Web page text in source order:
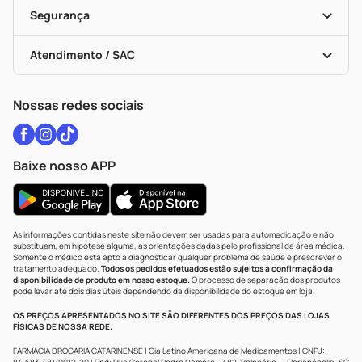
Black Friday
Formas De Pagamento
Troca E Devolução
Bulas De A A Z
Políticas De Marketplace
Serviços Farmacêuticos
Testes Rápidos
Autoteste Covid-19
Vacinas
Segurança
Portal Da Privacidade
Atendimento / SAC
Nossas redes sociais
Baixe nosso APP
As informações contidas neste site não devem ser usadas para automedicação e não
substituem, em hipótese alguma, as orientações dadas pelo profissional da área médica.
Somente o médico está apto a diagnosticar qualquer problema de saúde e prescrever o
tratamento adequado. Todos os pedidos efetuados estão sujeitos à confirmação da
disponibilidade de produto em nosso estoque.O processo de separação dos produtos
pode levar até dois dias úteis dependendo da disponibilidade do estoque em loja.
OS PREÇOS APRESENTADOS NO SITE SÃO DIFERENTES DOS PREÇOS DAS LOJAS
FÍSICAS DE NOSSA REDE.
FARMÁCIA DROGARIA CATARINENSE | Cia Latino Americana de Medicamentos | CNPJ: